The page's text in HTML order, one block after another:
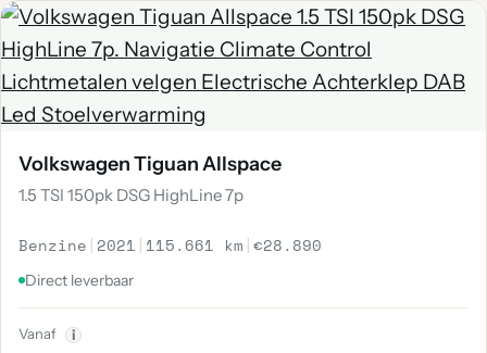
Volkswagen Tiguan Allspace
1.5 TSI 150pk DSG HighLine 7p
Benzine | 2021 | 115.661 km |€28.890
Direct leverbaar
Vanaf i